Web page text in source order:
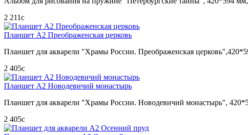
2 211c
Планшет А2 Преображенская церковь
Планшет для акварели "Храмы России. Преображенская
2 405c
Планшет А2 Новодевичий монастырь
Планшет для акварели "Храмы России. Новодевичий монастырь",
2 405c